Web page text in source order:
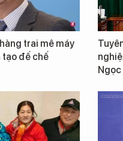
trai mê máy
tạo đế chế
Ngọc